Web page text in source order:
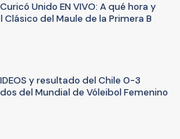
Unido EN VIVO: A qué hora y
Clásico del Maule de la Primera B
y resultado del Chile 0-3
del Mundial de Vóleibol Femenino